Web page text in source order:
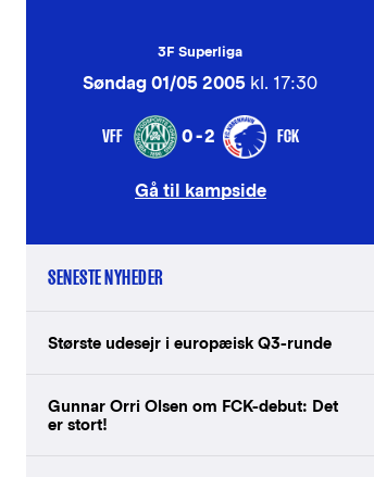
3F Superliga
Søndag 01/05 2005 kl. 17:30
VFF 0-2 FCK
Gå til kampside
SENESTE NYHEDER
Største udesejr i europæisk Q3-runde
Gunnar Orri Olsen om FCK-debut: Det
er stort!